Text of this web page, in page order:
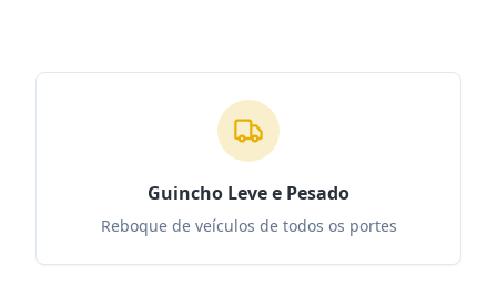
Guincho Leve e Pesado
Reboque de veículos de todos os portes